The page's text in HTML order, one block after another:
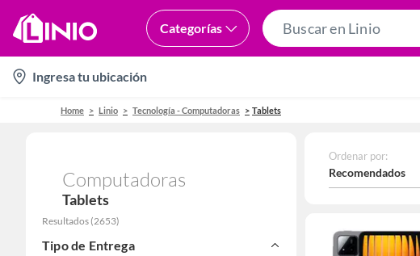
Categorías
location-
icon
Ingresa tu ubicación
Home Linio Tecnología - Computadoras Tablets
Computadoras
Tablets
Resultados (2653)
Tipo de Entrega
Ordenar por:
Recomendados